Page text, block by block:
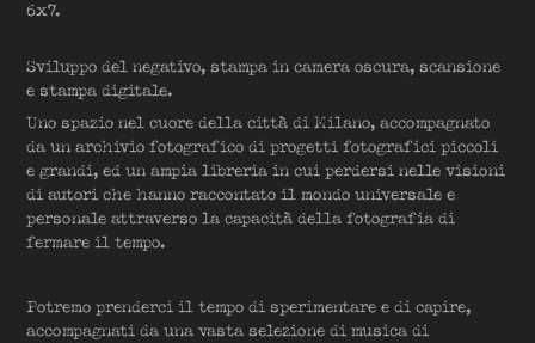
6x7.
Sviluppo del negativo, stampa in camera oscura, scansione
e stampa digitale.
Uno spazio nel cuore della città di Milano, accompagnato
da un archivio fotografico di progetti fotografici piccoli
e grandi, ed un ampia libreria in cui perdersi nelle visioni
di autori che hanno raccontato il mondo universale e
personale attraverso la capacità della fotografia di
fermare il tempo.
Potremo prenderci il tempo di sperimentare e di capire,
accompagnati da una vasta selezione di musica di